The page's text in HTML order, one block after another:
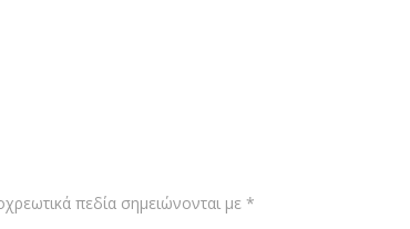
πεδία σημειώνονται με *